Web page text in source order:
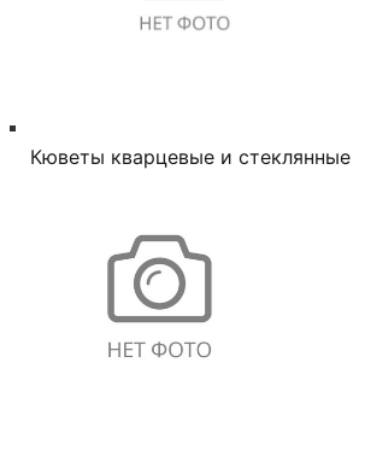
Кюветы кварцевые и стеклянные